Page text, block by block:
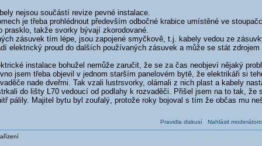
nejsou součástí revize pevné instalace.
je třeba prohlédnout především odbočné krabice umístěné ve
prasklo, takže svorky bývají zkorodované.
zásuvek tím lépe, jsou zapojené smyčkově, t.j. kabely vedou ze
elektrický proud do dalších používaných zásuvek a může se stát zdrojem
instalace bohužel nemůže zaručit, že se za čas neobjeví nějaký
jsem třeba objevil v jednom starším panelovém bytě, že elektrikáři si
nade dveřmi. Tak vzali lustrsvorky, olámali z nich plast a kabely
do lišty L70 vedoucí od podlahy k rozvaděči. Přišel jsem na to tak, že
pálily. Majitel bytu byl zoufalý, protože roky bojoval s tím že občas mu
Pravidla diskusí Nahlásit